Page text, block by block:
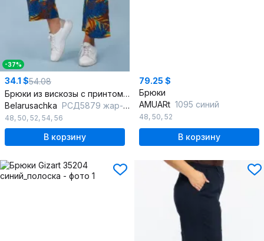
-37%
34.1 $54.08
Брюки из вискозы с принтом и поясом на лето
Belarusachka РСД5879 жар-птица
48, 50, 52, 54, 56
В корзину
79.25 $
Брюки
AMUARt 1095 синий
48, 50, 52
В корзину